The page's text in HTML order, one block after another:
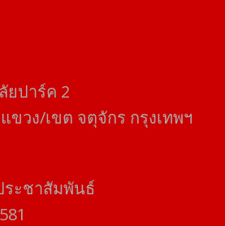
ยปาร์ค​ 2
ขวง/เขต​ จตุจักร​ กรุงเทพฯ
ะชาสัมพันธ์